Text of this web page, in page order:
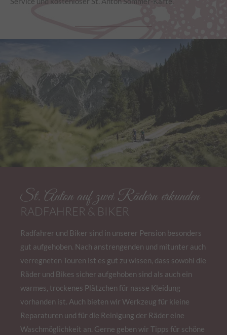
St. Anton auf zwei Rädern erkunden
RADFAHRER & BIKER
Radfahrer und Biker sind in unserer Pension besonders
gut aufgehoben. Nach anstrengenden und mitunter auch
verregneten Touren ist es gut zu wissen, dass sowohl die
Räder und Bikes sicher aufgehoben sind als auch ein
warmes, trockenes Plätzchen für nasse Kleidung
vorhanden ist. Auch bieten wir Werkzeug für kleine
Reparaturen und für die Reinigung der Räder eine
Waschmöglichkeit an. Gerne geben wir Tipps für schöne